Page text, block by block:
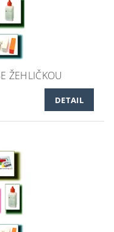
ŽEHLIČKOU
DETAIL